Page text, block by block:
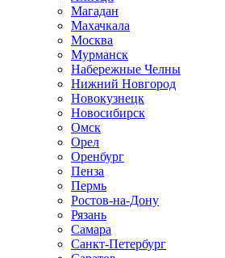
Магадан
Махачкала
Москва
Мурманск
Набережные Челны
Нижний Новгород
Новокузнецк
Новосибирск
Омск
Орел
Оренбург
Пенза
Пермь
Ростов-на-Дону
Рязань
Самара
Санкт-Петербург